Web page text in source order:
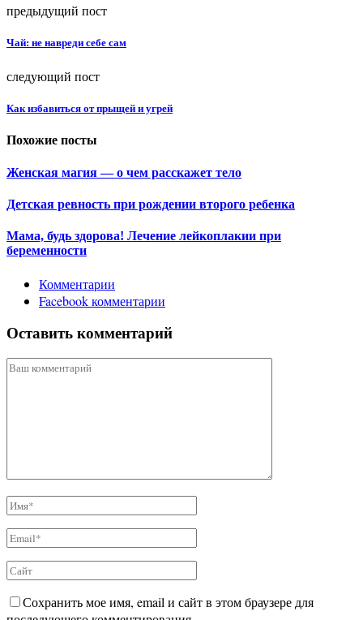
предыдущий пост
Чай: не навреди себе сам
следующий пост
Как избавиться от прыщей и угрей
Похожие посты
Женская магия — о чем расскажет тело
Детская ревность при рождении второго ребенка
Мама, будь здорова! Лечение лейкоплакии при
беременности
Комментарии
Facebook комментарии
Оставить комментарий
Сохранить мое имя, email и сайт в этом браузере для